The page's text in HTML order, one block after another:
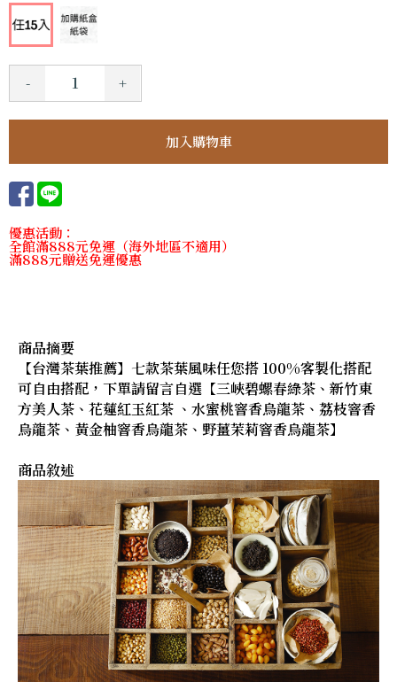
- +
優惠活動：
全館滿888元免運（海外地區不適用）
滿888元贈送免運優惠
商品摘要
【台灣茶葉推薦】七款茶葉風味任您搭 100%客製化搭配
可自由搭配，下單請留言自選【三峽碧螺春綠茶、新竹東
方美人茶、花蓮紅玉紅茶 、水蜜桃窨香烏龍茶、荔枝窨香
烏龍茶、黃金柚窨香烏龍茶、野薑茉莉窨香烏龍茶】
商品敘述